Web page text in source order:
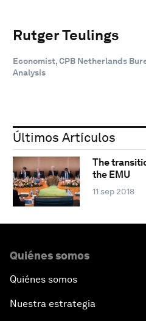
Rutger Teulings
Economist, CPB Netherlands
Analysis
Últimos Artículos
The
the EMU
11 sep 2018
Quiénes somos
Quiénes somos
Nuestra estrategia